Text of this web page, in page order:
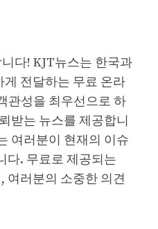
다! KJT뉴스는 한국과
전달하는 무료 온라
관성을 최우선으로 하
받는 뉴스를 제공합니
여러분이 현재의 이슈
다. 무료로 제공되는
여러분의 소중한 의견